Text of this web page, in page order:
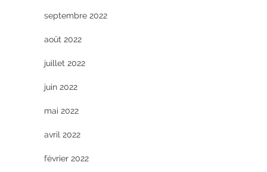
septembre 2022
août 2022
juillet 2022
juin 2022
mai 2022
avril 2022
février 2022